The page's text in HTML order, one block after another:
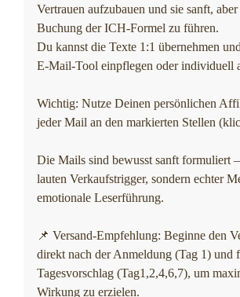
Vertrauen aufzubauen und sie sanft,
Buchung der ICH-Formel zu führen.
Du kannst die Texte 1:1 übernehmen
E-Mail-Tool einpflegen oder individuell
Wichtig: Nutze Deinen persönlichen
jeder Mail an den markierten Stellen
Die Mails sind bewusst sanft formuliert
lauten Verkaufstrigger, sondern echter
emotionale Leserführung.
📌 Versand-Empfehlung: Beginne den
direkt nach der Anmeldung (Tag 1) und
Tagesvorschlag (Tag1,2,4,6,7), um
Wirkung zu erzielen.